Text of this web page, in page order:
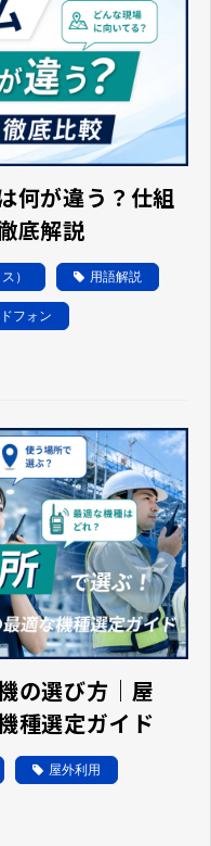
何が違う？仕組
底解説
） 用語解説
フォン
の選び方｜屋
種選定ガイド
屋外利用